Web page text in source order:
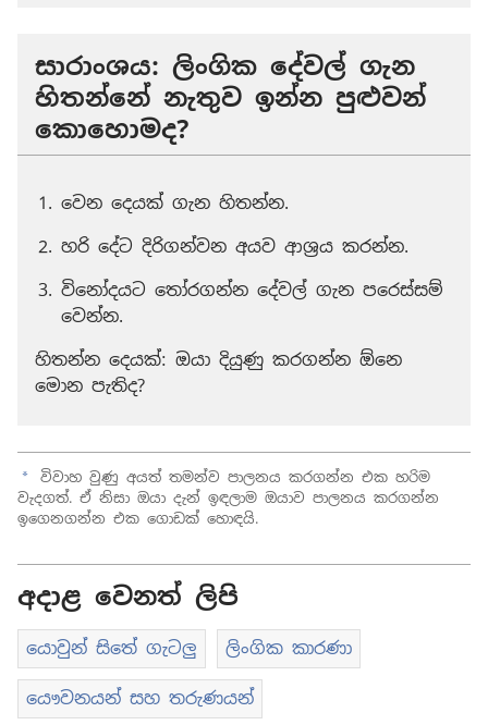
සාරාංශය: ලිංගික දේවල් ගැන
හිතන්නේ නැතුව ඉන්න පුළුවන්
කොහොමද?
වෙන දෙයක් ගැන හිතන්න.
හරි දේට දිරිගන්වන අයව ආශ්‍රය කරන්න.
විනෝදයට තෝරගන්න දේවල් ගැන පරෙස්සම්
වෙන්න.
හිතන්න දෙයක්: ඔයා දියුණු කරගන්න ඕනෙ
මොන පැතිද?
a
විවාහ වුණු අයත් තමන්ව පාලනය කරගන්න එක හරිම
වැදගත්. ඒ නිසා ඔයා දැන් ඉඳලාම ඔයාව පාලනය කරගන්න
ඉගෙනගන්න එක ගොඩක් හොඳයි.
අදාළ වෙනත් ලිපි
යොවුන් සිතේ ගැටලු ලිංගික කාරණා
යෞවනයන් සහ තරුණයන්